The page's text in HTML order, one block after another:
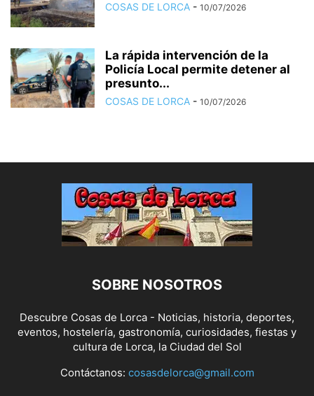
COSAS DE LORCA - 10/07/2026
La rápida intervención de la
Policía Local permite detener al
presunto...
COSAS DE LORCA - 10/07/2026
SOBRE NOSOTROS
Descubre Cosas de Lorca - Noticias, historia, deportes,
eventos, hostelería, gastronomía, curiosidades, fiestas y
cultura de Lorca, la Ciudad del Sol
Contáctanos: cosasdelorca@gmail.com